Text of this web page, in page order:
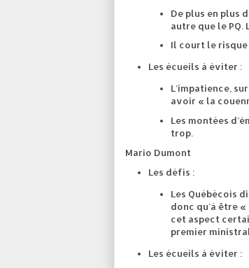
De plus en plus
autre que le PQ.
Il court le risque
Les écueils à éviter :
L’impatience,
avoir « la
Les montées
trop.
Mario Dumont
Les défis :
Les Québécois
donc qu’à être
cet aspect
premier
Les écueils à éviter :